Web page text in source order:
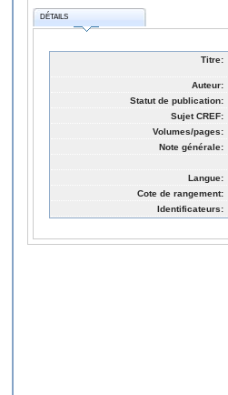
DÉTAILS
Titre:
Auteur:
Statut de publication:
Sujet CREF:
Volumes/pages:
Note générale:
Langue:
Cote de rangement:
Identificateurs: